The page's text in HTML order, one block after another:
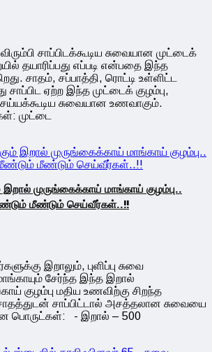
சாப்பிடக்கூடிய சுவையான முட்டைக்
தயாரிப்பது எப்படி என்பதை இந்த
சாதம், சப்பாத்தி, ரொட்டி உள்ளிட்ட
ஏற்ற இந்த முட்டைக் குழம்பு,
சுவையான உணவாகும்.
முட்டை
முருங்கைக்காய் மாங்காய் குழம்பு..
மீண்டும் செய்வீர்கள்..!!
இறாலும், புளிப்பு சுவை
மாங்காயும் சேர்ந்த இந்த இறால்
குழம்பு மதிய உணவிற்கு சிறந்த
சாப்பிட்டால் அசத்தலான சுவையை
பொருட்கள்: - இறால் – 500